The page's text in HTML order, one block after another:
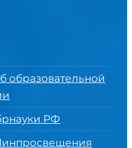
образовательной
РФ